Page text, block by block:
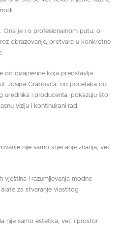
Ona je i o profesionalnom putu: o
obrazovanje, pretvara u konkretne
do dizajnerice koja predstavlja
Josipa Grabovca: od početaka do
urednika i producenta, pokazuju što
viziju i kontinuirani rad.
nije samo stjecanje znanja, već
vještina i razumijevanja modne
za stvaranje vlastitog
nije samo estetika, već i prostor